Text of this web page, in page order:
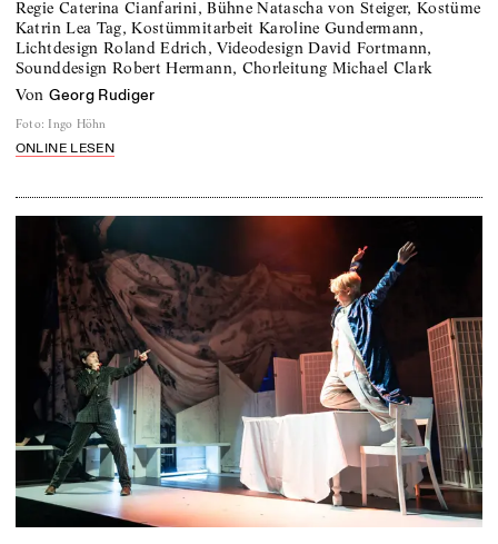
Regie Caterina Cianfarini, Bühne Natascha von Steiger, Kostüme
Katrin Lea Tag, Kostümmitarbeit Karoline Gundermann,
Lichtdesign Roland Edrich, Videodesign David Fortmann,
Sounddesign Robert Hermann, Chorleitung Michael Clark
von Georg Rudiger
Foto: Ingo Höhn
ONLINE LESEN